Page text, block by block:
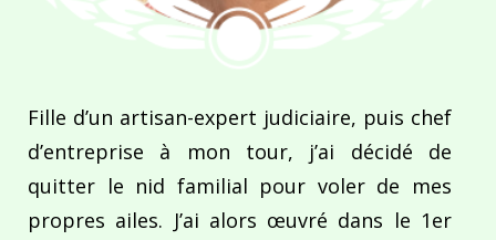
Fille d’un artisan-expert judiciaire, puis chef
d’entreprise à mon tour, j’ai décidé de
quitter le nid familial pour voler de mes
propres ailes. J’ai alors œuvré dans le 1er